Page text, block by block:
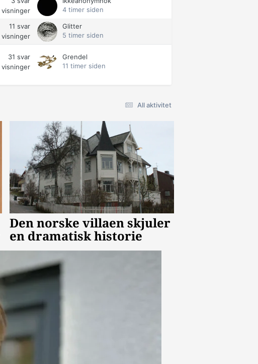
visninger
4 timer siden
11 svar
visninger
Glitter
5 timer siden
31 svar
visninger
Grendel
11 timer siden
All aktivitet